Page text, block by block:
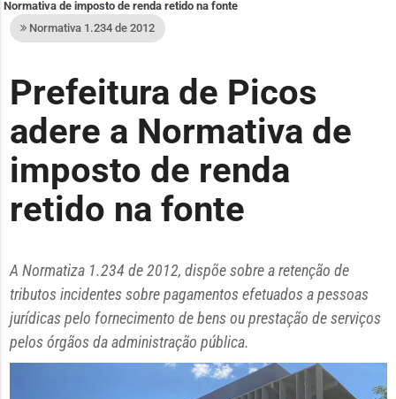
Normativa de imposto de renda retido na fonte
Normativa 1.234 de 2012
Prefeitura de Picos
adere a Normativa de
imposto de renda
retido na fonte
A Normatiza 1.234 de 2012, dispõe sobre a retenção de
tributos incidentes sobre pagamentos efetuados a pessoas
jurídicas pelo fornecimento de bens ou prestação de serviços
pelos órgãos da administração pública.